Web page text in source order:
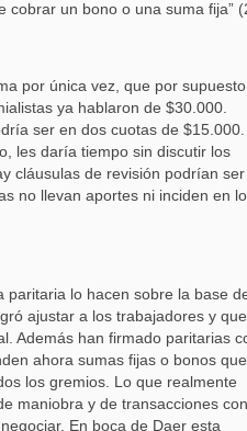
cobrar un bono o una suma fija”
por única vez, que por supuesto
ya hablaron de $30.000.
ser en dos cuotas de $15.000.
les daría tiempo sin discutir los
cláusulas de revisión podrían ser
no llevan aportes ni inciden en
paritaria lo hacen sobre la base
ajustar a los trabajadores y que
Además han firmado paritarias
ahora sumas fijas o bonos que
los gremios. Lo que realmente
maniobra y de transacciones con
En boca de Daer esta